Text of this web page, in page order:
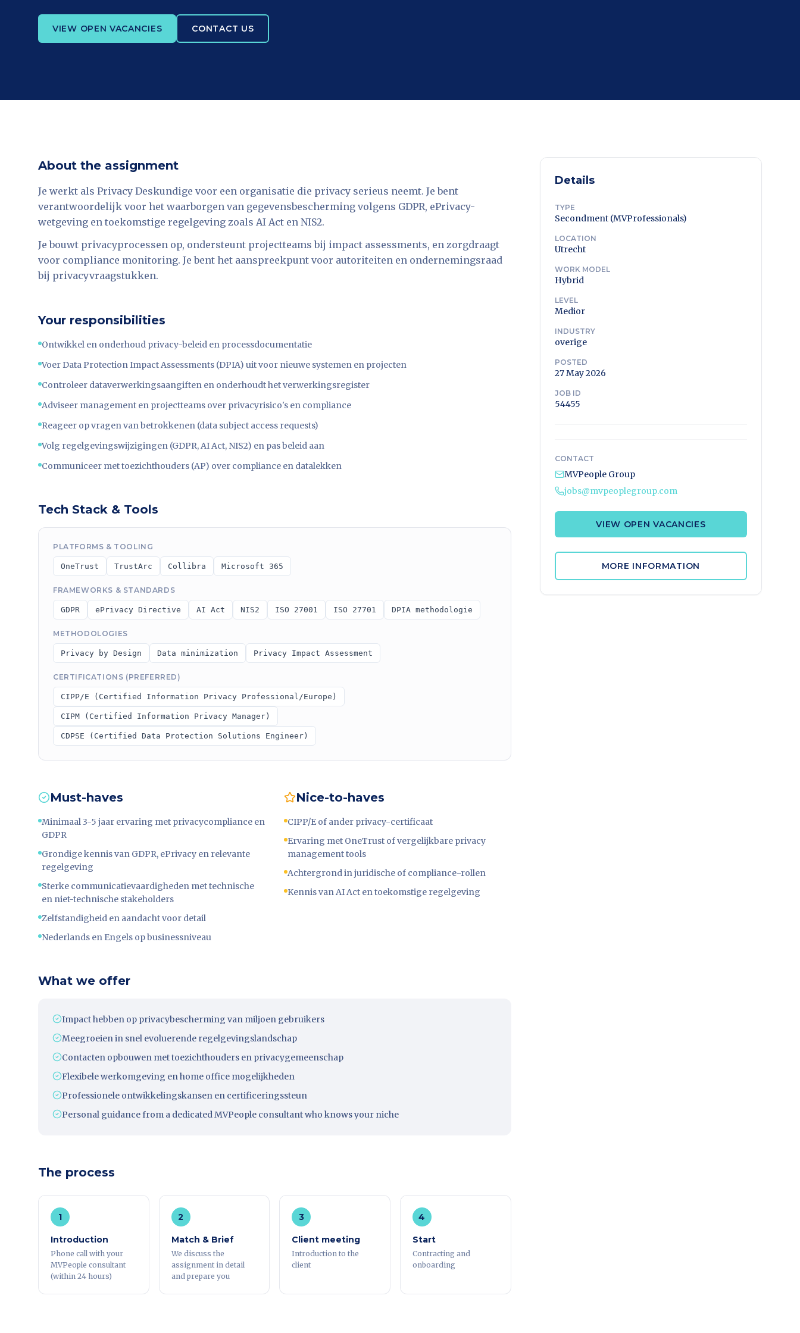
VIEW OPEN VACANCIES CONTACT US
About the assignment
Je werkt als Privacy Deskundige voor een organisatie die privacy serieus neemt. Je bent
verantwoordelijk voor het waarborgen van gegevensbescherming volgens GDPR, ePrivacy-
wetgeving en toekomstige regelgeving zoals AI Act en NIS2.
Je bouwt privacyprocessen op, ondersteunt projectteams bij impact assessments, en zorgdraagt
voor compliance monitoring. Je bent het aanspreekpunt voor autoriteiten en ondernemingsraad
bij privacyvraagstukken.
Your responsibilities
Ontwikkel en onderhoud privacy-beleid en processdocumentatie
Voer Data Protection Impact Assessments (DPIA) uit voor nieuwe systemen en projecten
Controleer dataverwerkingsaangiften en onderhoudt het verwerkingsregister
Adviseer management en projectteams over privacyrisico's en compliance
Reageer op vragen van betrokkenen (data subject access requests)
Volg regelgevingswijzigingen (GDPR, AI Act, NIS2) en pas beleid aan
Communiceer met toezichthouders (AP) over compliance en datalekken
Tech Stack & Tools
PLATFORMS & TOOLING
OneTrust TrustArc Collibra Microsoft 365
FRAMEWORKS & STANDARDS
GDPR ePrivacy Directive AI Act NIS2 ISO 27001 ISO 27701 DPIA methodologie
METHODOLOGIES
Privacy by Design Data minimization Privacy Impact Assessment
CERTIFICATIONS (PREFERRED)
CIPP/E (Certified Information Privacy Professional/Europe)
CIPM (Certified Information Privacy Manager)
CDPSE (Certified Data Protection Solutions Engineer)
Must-haves
Minimaal 3-5 jaar ervaring met privacycompliance en
GDPR
Grondige kennis van GDPR, ePrivacy en relevante
regelgeving
Sterke communicatievaardigheden met technische
en niet-technische stakeholders
Zelfstandigheid en aandacht voor detail
Nederlands en Engels op businessniveau
Nice-to-haves
CIPP/E of ander privacy-certificaat
Ervaring met OneTrust of vergelijkbare privacy
management tools
Achtergrond in juridische of compliance-rollen
Kennis van AI Act en toekomstige regelgeving
What we offer
Impact hebben op privacybescherming van miljoen gebruikers
Meegroeien in snel evoluerende regelgevingslandschap
Contacten opbouwen met toezichthouders en privacygemeenschap
Flexibele werkomgeving en home office mogelijkheden
Professionele ontwikkelingskansen en certificeringssteun
Personal guidance from a dedicated MVPeople consultant who knows your niche
The process
1
Introduction
Phone call with your
MVPeople consultant
(within 24 hours)
2
Match & Brief
We discuss the
assignment in detail
and prepare you
3
Client meeting
Introduction to the
client
4
Start
Contracting and
onboarding
Details
TYPE
Secondment (MVProfessionals)
LOCATION
Utrecht
WORK MODEL
Hybrid
LEVEL
Medior
INDUSTRY
overige
POSTED
27 May 2026
JOB ID
54455
CONTACT
MVPeople Group
jobs@mvpeoplegroup.com
VIEW OPEN VACANCIES
MORE INFORMATION